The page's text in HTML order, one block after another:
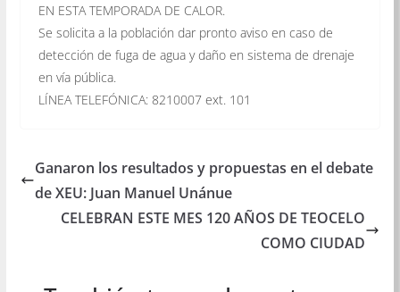
EN ESTA TEMPORADA DE CALOR.
Se solicita a la población dar pronto aviso en caso de
detección de fuga de agua y daño en sistema de drenaje
en vía pública.
LÍNEA TELEFÓNICA: 8210007 ext. 101
Ganaron los resultados y propuestas en el debate
de XEU: Juan Manuel Unánue
CELEBRAN ESTE MES 120 AÑOS DE TEOCELO
COMO CIUDAD